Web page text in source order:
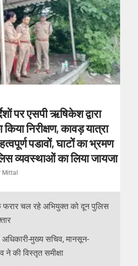
पर एसपी ऋषिकेश द्वारा
निरीक्षण, कावड़ यात्रा
पडावों, घाटों का भ्रमण
व्यवस्थाओं का लिया जायजा
Mittal
फरार चल रहे अभियुक्त को दून पुलिस
मुख्य सचिव, मानसून-
की विस्तृत समीक्षा